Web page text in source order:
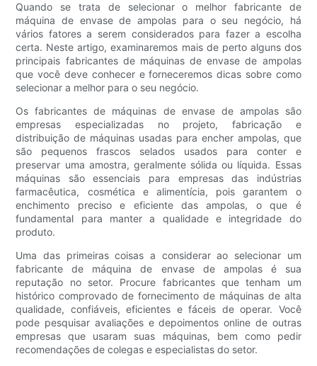
Quando se trata de selecionar o melhor fabricante de
máquina de envase de ampolas para o seu negócio, há
vários fatores a serem considerados para fazer a escolha
certa. Neste artigo, examinaremos mais de perto alguns dos
principais fabricantes de máquinas de envase de ampolas
que você deve conhecer e forneceremos dicas sobre como
selecionar a melhor para o seu negócio.
Os fabricantes de máquinas de envase de ampolas são
empresas especializadas no projeto, fabricação e
distribuição de máquinas usadas para encher ampolas, que
são pequenos frascos selados usados ​​para conter e
preservar uma amostra, geralmente sólida ou líquida. Essas
máquinas são essenciais para empresas das indústrias
farmacêutica, cosmética e alimentícia, pois garantem o
enchimento preciso e eficiente das ampolas, o que é
fundamental para manter a qualidade e integridade do
produto.
Uma das primeiras coisas a considerar ao selecionar um
fabricante de máquina de envase de ampolas é sua
reputação no setor. Procure fabricantes que tenham um
histórico comprovado de fornecimento de máquinas de alta
qualidade, confiáveis, eficientes e fáceis de operar. Você
pode pesquisar avaliações e depoimentos online de outras
empresas que usaram suas máquinas, bem como pedir
recomendações de colegas e especialistas do setor.